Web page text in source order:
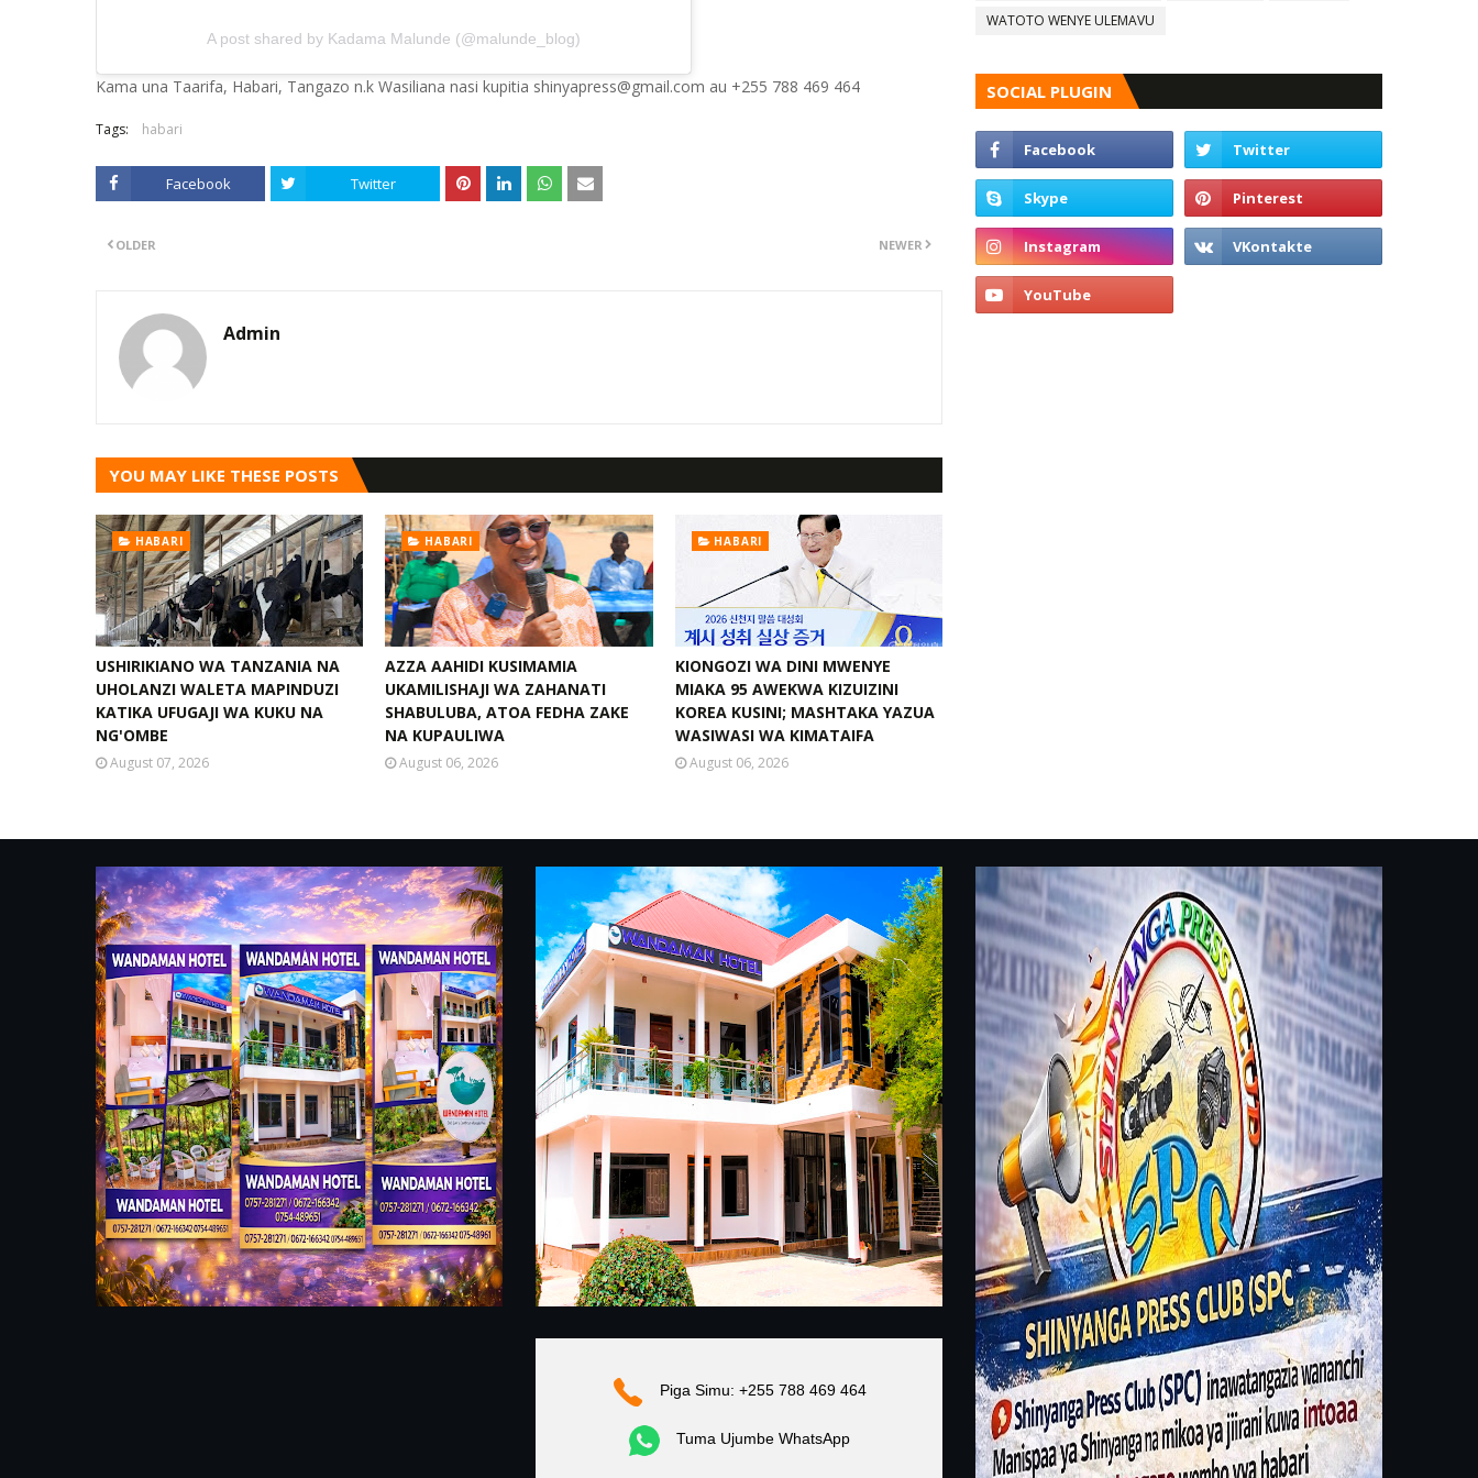
A post shared by Kadama Malunde (@malunde_blog)
Kama una Taarifa, Habari, Tangazo n.k Wasiliana nasi kupitia shinyapress@gmail.com au +255 788 469 464
Tags: habari
Facebook Twitter
NEWER
OLDER
Admin
YOU MAY LIKE THESE POSTS
HABARI
USHIRIKIANO WA TANZANIA NA
UHOLANZI WALETA MAPINDUZI
KATIKA UFUGAJI WA KUKU NA
NG'OMBE
August 07, 2026
HABARI
AZZA AAHIDI KUSIMAMIA
UKAMILISHAJI WA ZAHANATI
SHABULUBA, ATOA FEDHA ZAKE
NA KUPAULIWA
August 06, 2026
HABARI
KIONGOZI WA DINI MWENYE
MIAKA 95 AWEKWA KIZUIZINI
KOREA KUSINI; MASHTAKA YAZUA
WASIWASI WA KIMATAIFA
August 06, 2026
WATOTO WENYE ULEMAVU
SOCIAL PLUGIN
Piga Simu: +255 788 469 464
Tuma Ujumbe WhatsApp